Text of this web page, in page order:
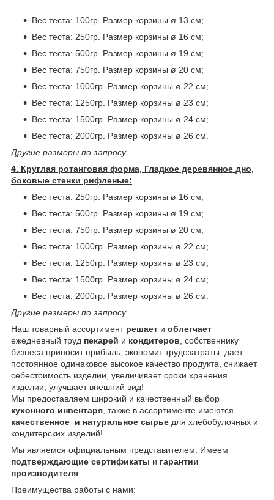
Вес теста: 100гр. Размер корзины ø 13 см;
Вес теста: 250гр. Размер корзины ø 16 см;
Вес теста: 500гр. Размер корзины ø 19 см;
Вес теста: 750гр. Размер корзины ø 20 см;
Вес теста: 1000гр. Размер корзины ø 22 см;
Вес теста: 1250гр. Размер корзины ø 23 см;
Вес теста: 1500гр. Размер корзины ø 24 см;
Вес теста: 2000гр. Размер корзины ø 26 см.
Другие размеры по запросу.
4. Круглая ротанговая форма, Гладкое деревянное дно,
боковые стенки рифленые:
Вес теста: 250гр. Размер корзины ø 16 см;
Вес теста: 500гр. Размер корзины ø 19 см;
Вес теста: 750гр. Размер корзины ø 20 см;
Вес теста: 1000гр. Размер корзины ø 22 см;
Вес теста: 1250гр. Размер корзины ø 23 см;
Вес теста: 1500гр. Размер корзины ø 24 см;
Вес теста: 2000гр. Размер корзины ø 26 см.
Другие размеры по запросу.
Наш товарный ассортимент решает и облегчает
ежедневный труд пекарей и кондитеров , собственнику
бизнеса приносит прибыль, экономит трудозатраты, дает
постоянное одинаковое высокое качество продукта, снижает
себестоимость изделии, увеличивает сроки хранения
изделии, улучшает внешний вид!
Мы предоставляем широкий и качественный выбор
кухонного инвентаря , также в ассортименте имеются
качественное и натуральное сырье для хлебобулочных и
кондитерских изделий!
Мы являемся официальным представителем. Имеем
подтверждающие сертификаты и гарантии
производителя
Преимущества работы с нами: